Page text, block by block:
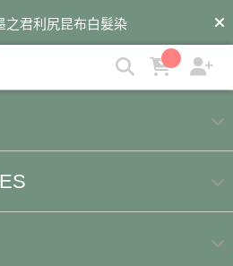
君利尻昆布白髮染
✦漢方洗髮精✦有感豐盈
膠洗髮精✦淨化平衡